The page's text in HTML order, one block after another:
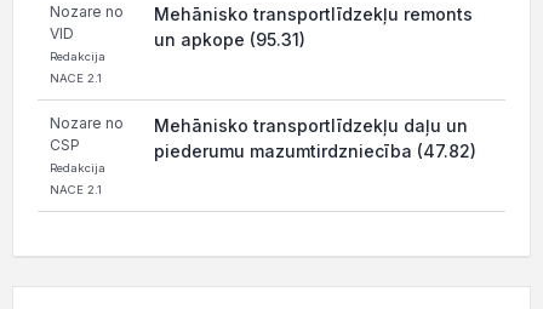
Nozare no
VID
Redakcija
NACE 2.1
Mehānisko transportlīdzekļu remonts
un apkope (95.31)
Nozare no
CSP
Redakcija
NACE 2.1
Mehānisko transportlīdzekļu daļu un
piederumu mazumtirdzniecība (47.82)